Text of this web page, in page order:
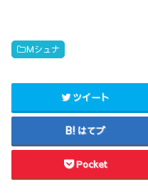
Mシュナ
ツイート
はてブ
Pocket